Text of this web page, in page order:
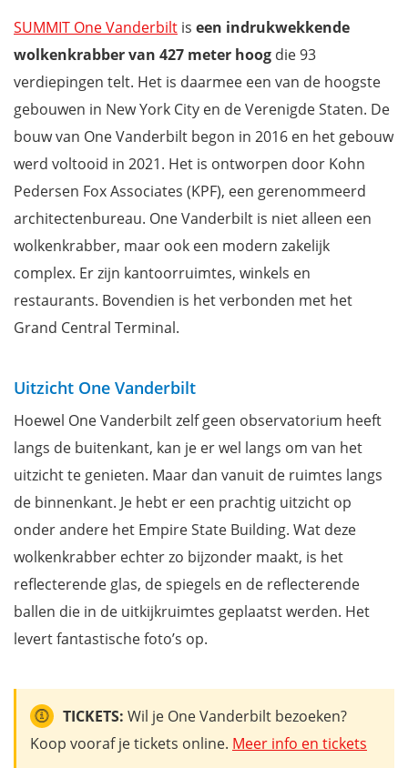
SUMMIT One Vanderbilt is een indrukwekkende
wolkenkrabber van 427 meter hoog die 93
verdiepingen telt. Het is daarmee een van de hoogste
gebouwen in New York City en de Verenigde Staten. De
bouw van One Vanderbilt begon in 2016 en het gebouw
werd voltooid in 2021. Het is ontworpen door Kohn
Pedersen Fox Associates (KPF), een gerenommeerd
architectenbureau. One Vanderbilt is niet alleen een
wolkenkrabber, maar ook een modern zakelijk
complex. Er zijn kantoorruimtes, winkels en
restaurants. Bovendien is het verbonden met het
Grand Central Terminal.
Uitzicht One Vanderbilt
Hoewel One Vanderbilt zelf geen observatorium heeft
langs de buitenkant, kan je er wel langs om van het
uitzicht te genieten. Maar dan vanuit de ruimtes langs
de binnenkant. Je hebt er een prachtig uitzicht op
onder andere het Empire State Building. Wat deze
wolkenkrabber echter zo bijzonder maakt, is het
reflecterende glas, de spiegels en de reflecterende
ballen die in de uitkijkruimtes geplaatst werden. Het
levert fantastische foto’s op.
TICKETS:Wil je One Vanderbilt bezoeken?
Koop vooraf je tickets online. Meer info en tickets